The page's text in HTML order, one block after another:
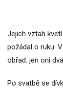
Jejich vztah
požádal o ruku.
obřad: jen oni
Po svatbě se